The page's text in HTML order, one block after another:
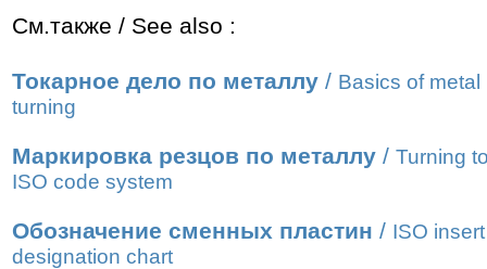
См.также / See also :
Токарное дело по металлу / Basics of metal
turning
Маркировка резцов по металлу / Turning
ISO code system
Обозначение сменных пластин / ISO insert
designation chart